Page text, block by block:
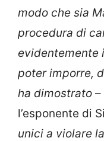
modo che sia
procedura di
evidentemente
poter imporre,
ha dimostrato
l’esponente di
unici a violare